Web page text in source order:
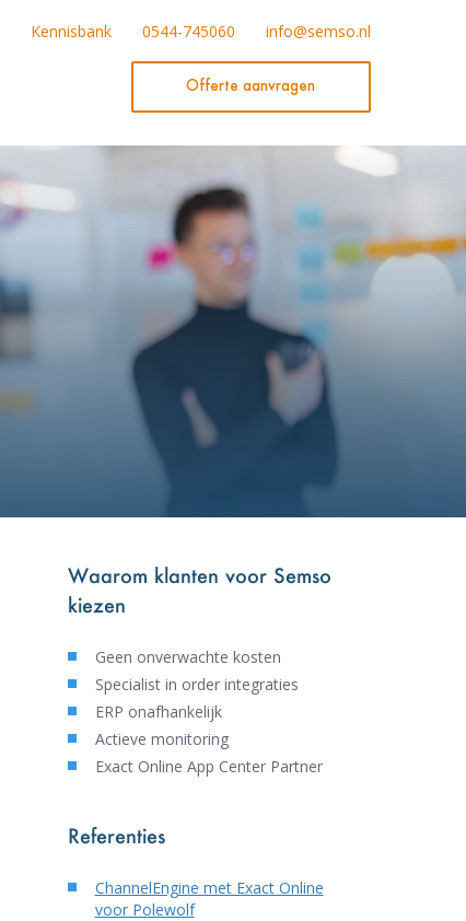
Kennisbank 0544-745060 info@semso.nl
Offerte aanvragen
Waarom klanten voor Semso
kiezen
Geen onverwachte kosten
Specialist in order integraties
ERP onafhankelijk
Actieve monitoring
Exact Online App Center Partner
Referenties
ChannelEngine met Exact Online
voor Polewolf